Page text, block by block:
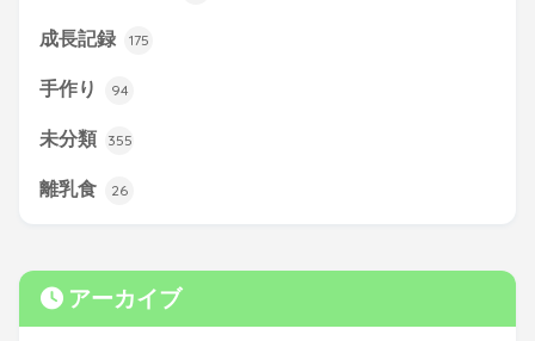
成長記録 175
手作り 94
未分類 355
離乳食 26
アーカイブ